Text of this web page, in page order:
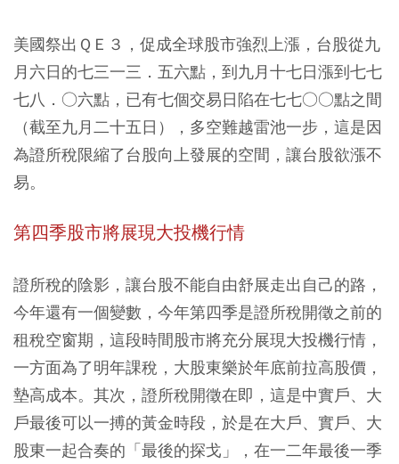
美國祭出ＱＥ３，促成全球股市強烈上漲，台股從九
月六日的七三一三．五六點，到九月十七日漲到七七
七八．○六點，已有七個交易日陷在七七○○點之間
（截至九月二十五日），多空難越雷池一步，這是因
為證所稅限縮了台股向上發展的空間，讓台股欲漲不
易。
第四季股市將展現大投機行情
證所稅的陰影，讓台股不能自由舒展走出自己的路，
今年還有一個變數，今年第四季是證所稅開徵之前的
租稅空窗期，這段時間股市將充分展現大投機行情，
一方面為了明年課稅，大股東樂於年底前拉高股價，
墊高成本。其次，證所稅開徵在即，這是中實戶、大
戶最後可以一搏的黃金時段，於是在大戶、實戶、大
股東一起合奏的「最後的探戈」，在一二年最後一季